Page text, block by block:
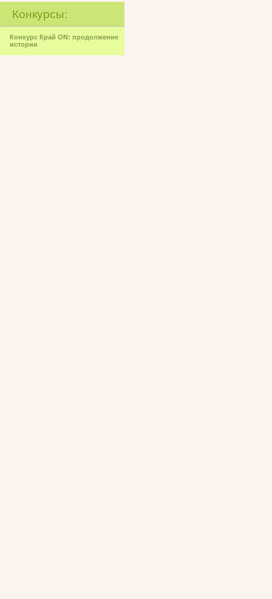
Конкурсы:
Конкурс Край ON: продолжение
истории